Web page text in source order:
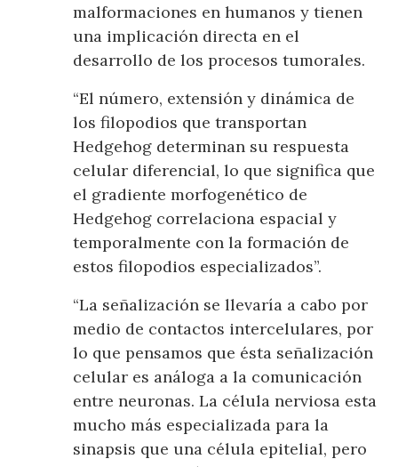
malformaciones en humanos y tienen
una implicación directa en el
desarrollo de los procesos tumorales.
“El número, extensión y dinámica de
los filopodios que transportan
Hedgehog determinan su respuesta
celular diferencial, lo que significa que
el gradiente morfogenético de
Hedgehog correlaciona espacial y
temporalmente con la formación de
estos filopodios especializados”.
“La señalización se llevaría a cabo por
medio de contactos intercelulares, por
lo que pensamos que ésta señalización
celular es análoga a la comunicación
entre neuronas. La célula nerviosa esta
mucho más especializada para la
sinapsis que una célula epitelial, pero